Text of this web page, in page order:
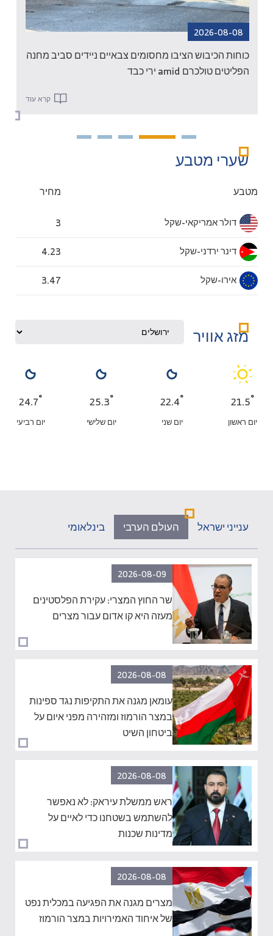
2026-08-08
כוחות הכיבוש הציבו מחסומים צבאיים ניידים סביב מחנה
הפליטים טולכרם amid ירי כבד
קרא עוד
שערי מטבע
מטבע מחיר
דולר אמריקאי-שקל
3
דינר ירדני-שקל
4.23
אירו-שקל
3.47
מזג אוויר
21.5°
יום ראשון
22.4°
יום שני
25.3°
יום שלישי
24.7°
יום רביעי
ענייני ישראל העולם הערבי בינלאומי
2026-08-09
שר החוץ המצרי: עקירת הפלסטינים
מעזה היא קו אדום עבור מצרים
2026-08-08
עומאן מגנה את התקיפות נגד ספינות
במצר הורמוז ומזהירה מפני איום על
ביטחון השיט
2026-08-08
ראש ממשלת עיראק: לא נאפשר
להשתמש בשטחנו כדי לאיים על
מדינות שכנות
2026-08-08
מצרים מגנה את הפגיעה במכלית נפט
של איחוד האמירויות במצר הורמוז